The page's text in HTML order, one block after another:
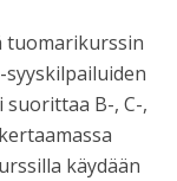
tuomarikurssin
B-, C-,
käydään